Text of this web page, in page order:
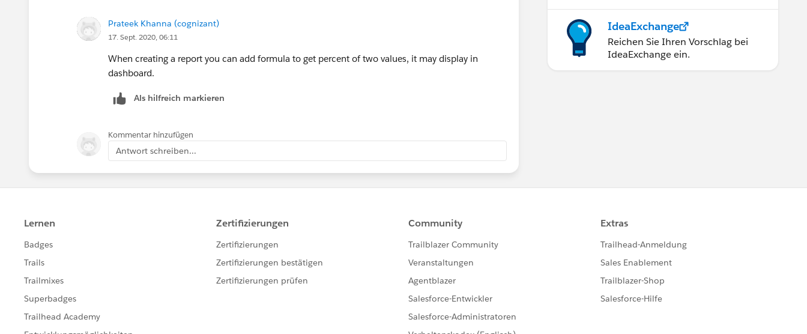
Prateek Khanna (cognizant)
17. Sept. 2020, 06:11
When creating a report you can add formula to get percent of two values, it may display in
dashboard.
Als hilfreich markieren
Kommentar hinzufügen
Antwort schreiben...
IdeaExchange
Reichen Sie Ihren Vorschlag bei
IdeaExchange ein.